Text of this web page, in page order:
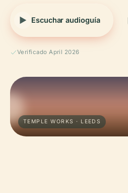
Escuchar audioguía
Verificado April 2026
TEMPLE WORKS · LEEDS